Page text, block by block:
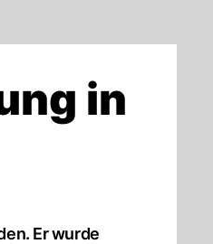
in
Er wurde